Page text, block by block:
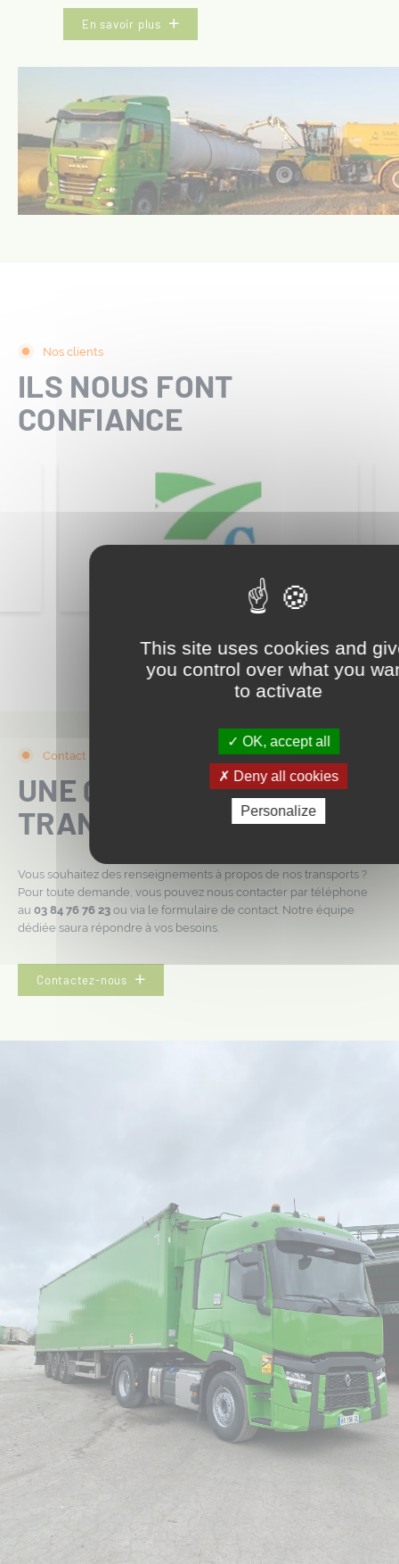
En savoir plus
Nos clients
ILS NOUS FONT
CONFIANCE
Contact
UNE QUESTION SUR LES
TRANSPORTS ?
Vous souhaitez des renseignements à propos de nos transports ?
Pour toute demande, vous pouvez nous contacter par téléphone
au 03 84 76 76 23 ou via le formulaire de contact. Notre équipe
dédiée saura répondre à vos besoins.
Contactez-nous
This site uses cookies and
you control over what you
to activate
OK, accept all
Deny all cookies
Personalize